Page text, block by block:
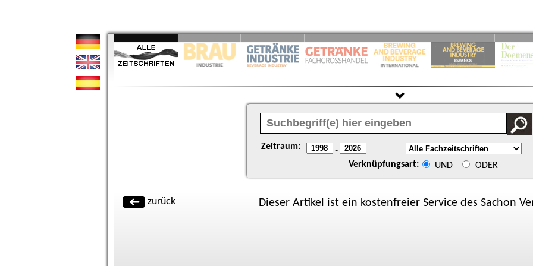
Zeitraum: -
Verknüpfungsart: UND ODER
zurück Dieser Artikel ist ein kostenfreier Service des Sachon